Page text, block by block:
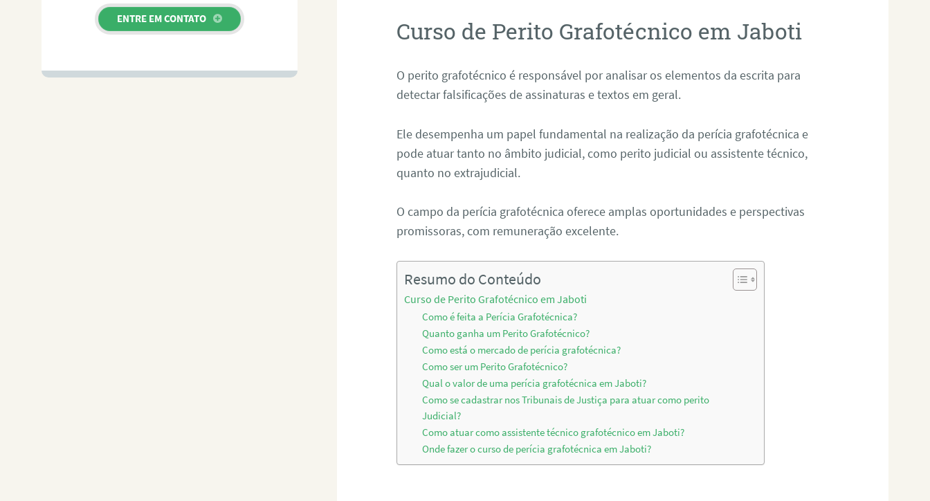
Curso de Perito Grafotécnico em Jaboti
O perito grafotécnico é responsável por analisar os elementos da escrita para
detectar falsificações de assinaturas e textos em geral.
Ele desempenha um papel fundamental na realização da perícia grafotécnica e
pode atuar tanto no âmbito judicial, como perito judicial ou assistente técnico,
quanto no extrajudicial.
O campo da perícia grafotécnica oferece amplas oportunidades e perspectivas
promissoras, com remuneração excelente.
Resumo do Conteúdo
Curso de Perito Grafotécnico em Jaboti
Como é feita a Perícia Grafotécnica?
Quanto ganha um Perito Grafotécnico?
Como está o mercado de perícia grafotécnica?
Como ser um Perito Grafotécnico?
Qual o valor de uma perícia grafotécnica em Jaboti?
Como se cadastrar nos Tribunais de Justiça para atuar como perito
Judicial?
Como atuar como assistente técnico grafotécnico em Jaboti?
Onde fazer o curso de perícia grafotécnica em Jaboti?
ENTRE EM CONTATO